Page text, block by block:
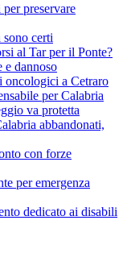
preservare
certi
al Tar per il Ponte?
dannoso
oncologici a Cetraro
per Calabria
va protetta
abbandonati,
con forze
per emergenza
dedicato ai disabili